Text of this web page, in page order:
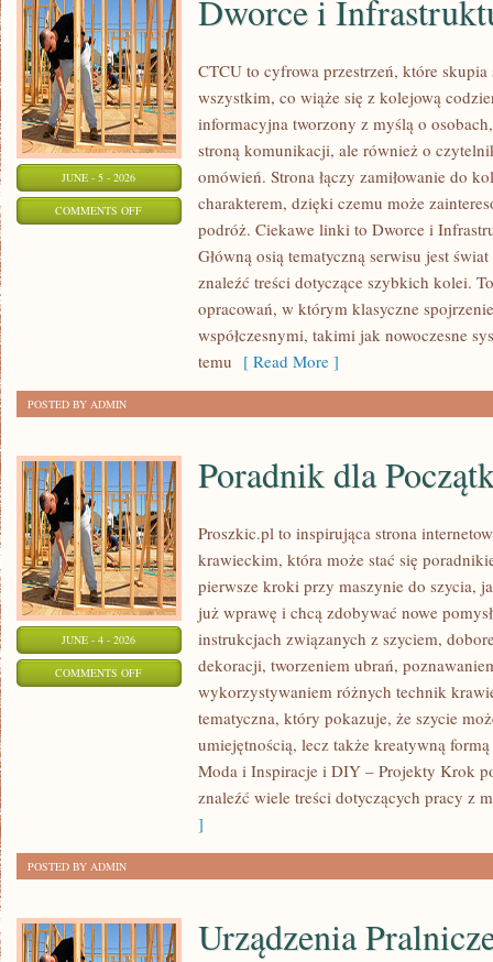
JUNE - 5 - 2026
COMMENTS OFFON
INFRASTRUKTURA
Dworce i
CTCU to cyfrowa przestrzeń, które skupia
wszystkim, co wiąże się z kolejową
informacyjna tworzony z myślą o
stroną komunikacji, ale również o
omówień. Strona łączy zamiłowanie do
charakterem, dzięki czemu może
podróż. Ciekawe linki to Dworce i
Główną osią tematyczną serwisu jest
znaleźć treści dotyczące szybkich kolei.
opracowań, w którym klasyczne
współczesnymi, takimi jak nowoczesne
temu [ Read More ]
POSTED BY ADMIN
JUNE - 4 - 2026
COMMENTS OFFON
POCZĄTKUJĄCYCH
Poradnik dla
Proszkic.pl to inspirująca strona
krawieckim, która może stać się
pierwsze kroki przy maszynie do szycia,
już wprawę i chcą zdobywać nowe
instrukcjach związanych z szyciem,
dekoracji, tworzeniem ubrań,
wykorzystywaniem różnych technik
tematyczna, który pokazuje, że szycie
umiejętnością, lecz także kreatywną
Moda i Inspiracje i DIY – Projekty Krok
znaleźć wiele treści dotyczących pracy z
]
POSTED BY ADMIN
Urządzenia